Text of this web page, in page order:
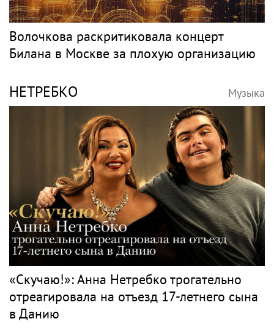
Волочкова раскритиковала концерт
Билана в Москве за плохую организацию
НЕТРЕБКО Музыка
«Скучаю!»: Анна Нетребко трогательно
отреагировала на отъезд 17-летнего сына
в Данию